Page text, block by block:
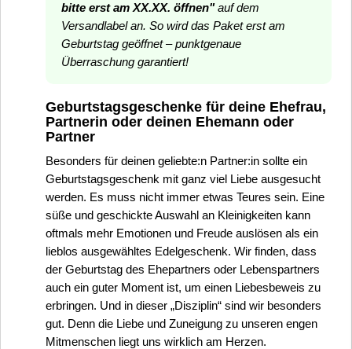
bitte erst am XX.XX. öffnen"auf dem
Versandlabel an. So wird das Paket erst am
Geburtstag geöffnet – punktgenaue
Überraschung garantiert!
Geburtstagsgeschenke für deine Ehefrau,
Partnerin oder deinen Ehemann oder
Partner
Besonders für deinen geliebte:n Partner:in sollte ein
Geburtstagsgeschenk mit ganz viel Liebe ausgesucht
werden. Es muss nicht immer etwas Teures sein. Eine
süße und geschickte Auswahl an Kleinigkeiten kann
oftmals mehr Emotionen und Freude auslösen als ein
lieblos ausgewähltes Edelgeschenk. Wir finden, dass
der Geburtstag des Ehepartners oder Lebenspartners
auch ein guter Moment ist, um einen Liebesbeweis zu
erbringen. Und in dieser „Disziplin“ sind wir besonders
gut. Denn die Liebe und Zuneigung zu unseren engen
Mitmenschen liegt uns wirklich am Herzen.